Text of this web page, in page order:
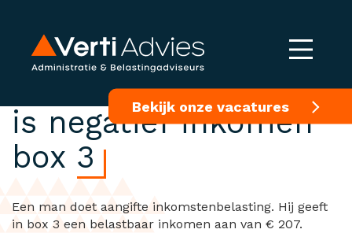
Bekijk onze vacatures
Negatieve spaarrente
is negatief inkomen
box 3
Een man doet aangifte inkomstenbelasting. Hij geeft
in box 3 een belastbaar inkomen aan van € 207.